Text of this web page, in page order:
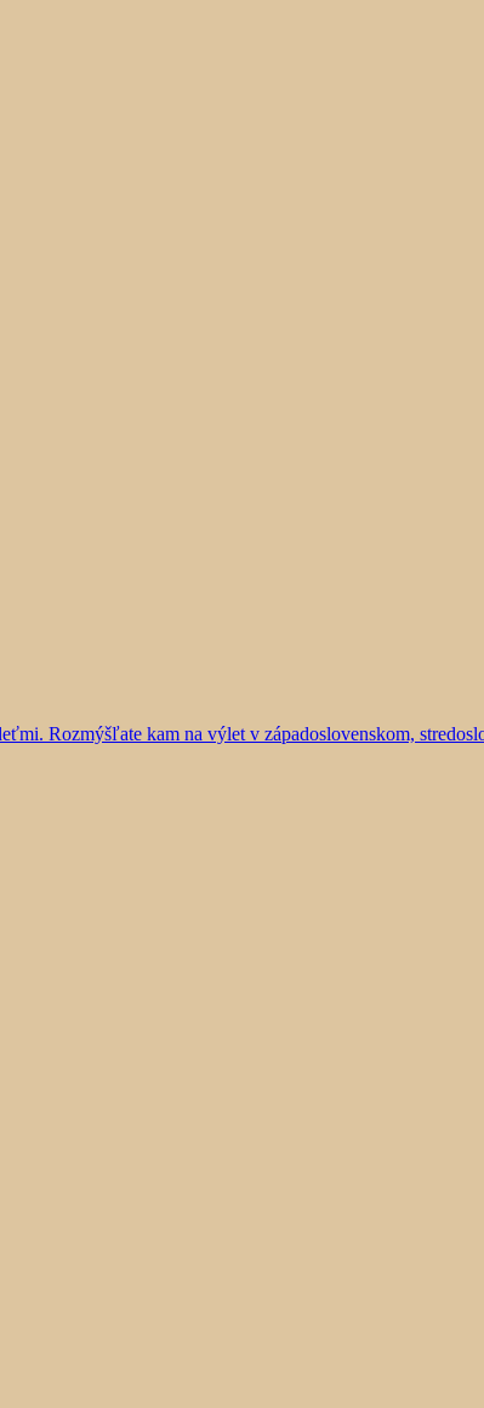
Rozmýšľate kam na výlet v západoslovenskom,